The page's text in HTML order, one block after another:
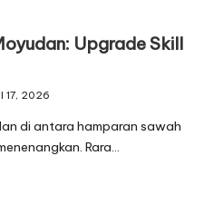
Upgrade Skill
17, 2026
di antara hamparan sawah
Rara…